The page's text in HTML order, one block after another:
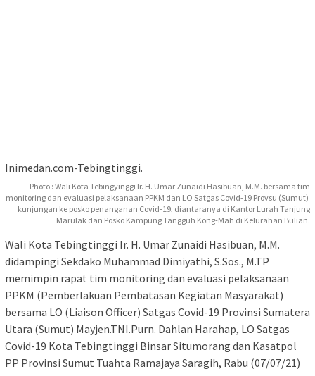
Inimedan.com-Tebingtinggi.
Photo : Wali Kota Tebingyinggi Ir. H. Umar Zunaidi Hasibuan, M.M. bersama tim
monitoring dan evaluasi pelaksanaan PPKM dan LO Satgas Covid-19 Provsu (Sumut)
kunjungan ke posko penanganan Covid-19, diantaranya di Kantor Lurah Tanjung
Marulak dan Posko Kampung Tangguh Kong-Mah di Kelurahan Bulian.
Wali Kota Tebingtinggi Ir. H. Umar Zunaidi Hasibuan, M.M.
didampingi Sekdako Muhammad Dimiyathi, S.Sos., M.TP
memimpin rapat tim monitoring dan evaluasi pelaksanaan
PPKM (Pemberlakuan Pembatasan Kegiatan Masyarakat)
bersama LO (Liaison Officer) Satgas Covid-19 Provinsi Sumatera
Utara (Sumut) Mayjen.TNI.Purn. Dahlan Harahap, LO Satgas
Covid-19 Kota Tebingtinggi Binsar Situmorang dan Kasatpol
PP Provinsi Sumut Tuahta Ramajaya Saragih, Rabu (07/07/21)